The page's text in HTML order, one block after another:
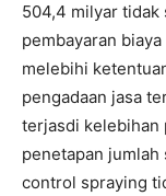
504,4 milyar tidak
pembayaran
melebihi
pengadaan jasa
terjasdi kelebihan
penetapan jumlah
control spraying